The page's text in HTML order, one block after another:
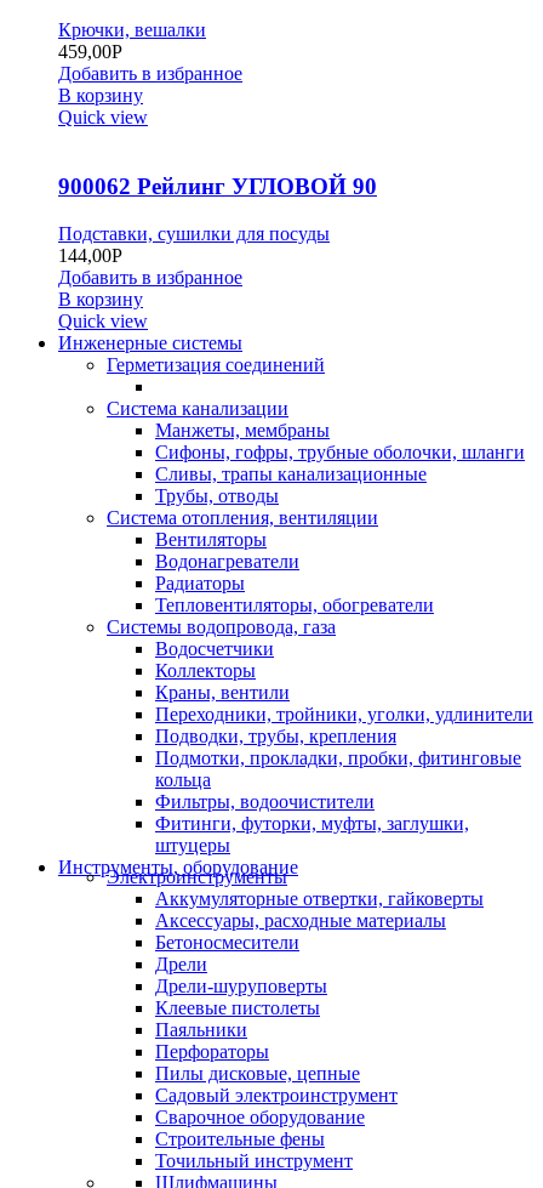
Крючки, вешалки
459,00Р
Добавить в избранное
В корзину
Quick view
900062 Рейлинг УГЛОВОЙ 90
Подставки, сушилки для посуды
144,00Р
Добавить в избранное
В корзину
Quick view
Инженерные системы
Герметизация соединений
Система канализации
Манжеты, мембраны
Сифоны, гофры, трубные оболочки, шланги
Сливы, трапы канализационные
Трубы, отводы
Система отопления, вентиляции
Вентиляторы
Водонагреватели
Радиаторы
Тепловентиляторы, обогреватели
Системы водопровода, газа
Водосчетчики
Коллекторы
Краны, вентили
Переходники, тройники, уголки, удлинители
Подводки, трубы, крепления
Подмотки, прокладки, пробки, фитинговые
кольца
Фильтры, водоочистители
Фитинги, футорки, муфты, заглушки,
штуцеры
Инструменты, оборудование
Электроинструменты
Аккумуляторные отвертки, гайковерты
Аксессуары, расходные материалы
Бетоносмесители
Дрели
Дрели-шуруповерты
Клеевые пистолеты
Паяльники
Перфораторы
Пилы дисковые, цепные
Садовый электроинструмент
Сварочное оборудование
Строительные фены
Точильный инструмент
Шлифмашины